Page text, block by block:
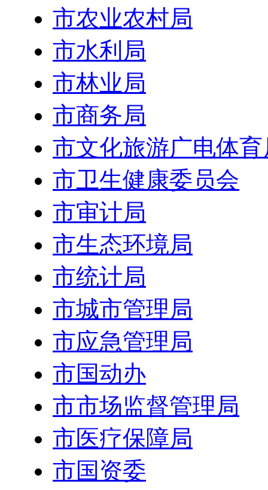
市农业农村局
市水利局
市林业局
市商务局
市文化旅游广电体育
市卫生健康委员会
市审计局
市生态环境局
市统计局
市城市管理局
市应急管理局
市国动办
市市场监督管理局
市医疗保障局
市国资委